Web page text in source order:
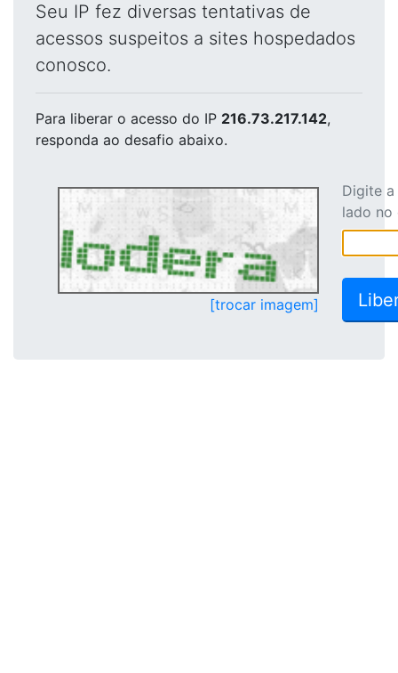
Seu IP fez diversas tentativas de
acessos suspeitos a sites hospedados
conosco.
Para liberar o acesso do IP 216.73.217.142,
responda ao desafio abaixo.
[trocar imagem]
Digite
lado no